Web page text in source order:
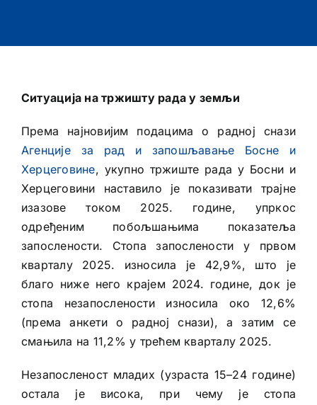
Ситуација на тржишту рада у земљи
Према најновијим подацима о радној снази
Агенције за рад и запошљавање Босне и
Херцеговине, укупно тржиште рада у Босни и
Херцеговини наставило је показивати трајне
изазове током 2025. године, упркос
одређеним побољшањима показатеља
запослености. Стопа запослености у првом
кварталу 2025. износила је 42,9%, што је
благо ниже него крајем 2024. године, док је
стопа незапослености износила око 12,6%
(према анкети о радној снази), а затим се
смањила на 11,2% у трећем кварталу 2025.
Незапосленост младих (узраста 15–24 године)
остала је висока, при чему је стопа